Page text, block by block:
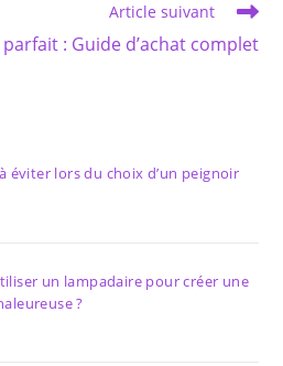
Article suivant
: Guide d’achat complet
éviter lors du choix d’un peignoir
un lampadaire pour créer une
?